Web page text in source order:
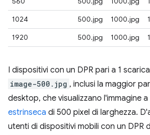
1024
500.jpg 1000.jpg
1920
500.jpg 1000.jpg
I dispositivi con un DPR pari a 1
image-500.jpg , inclusi la maggior
desktop, che visualizzano l'immagine a
estrinseca di 500 pixel di larghezza.
utenti di dispositivi mobili con un DPR